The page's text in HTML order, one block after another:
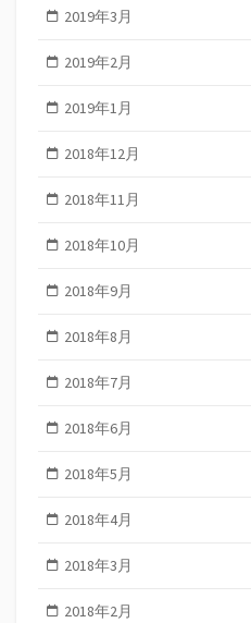
2019年3月
2019年2月
2019年1月
2018年12月
2018年11月
2018年10月
2018年9月
2018年8月
2018年7月
2018年6月
2018年5月
2018年4月
2018年3月
2018年2月